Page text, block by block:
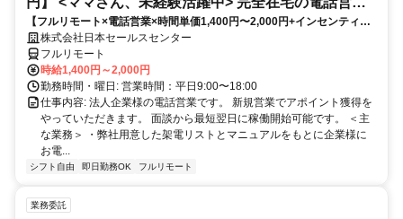
で家庭と仕事の両立を実現
【フルリモート×電話営業×時間単価1,400円〜2,000円+インセンティブ
あり】 ＜ママさん、未経験活躍中＞ 完全在宅の電話営業で家庭と仕事の
両立を実現
株式会社日本セールスセンター
フルリモート
時給1,400円～2,000円
勤務時間・曜日: 営業時間：平日9:00〜18:00
仕事内容: 法人企業様の電話営業です。 新規営業でアポイント獲得を
やっていただきます。 面談から最短翌日に稼働開始可能です。 ＜主
な業務＞ ・弊社用意した架電リストとマニュアルをもとに企業様に
お電...
シフト自由 即日勤務OK フルリモート
業務委託